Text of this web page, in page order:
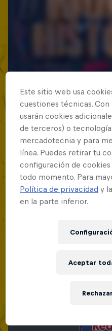
Este sitio web usa
cuestiones técnicas.
usarán cookies
de terceros) o
mercadotecnia y para
línea. Puedes retirar tu
configuración de
todo momento. Para
Política de privacidad y
en la parte inferior.
Aceptar